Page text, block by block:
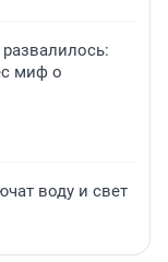
миф о
воду и свет